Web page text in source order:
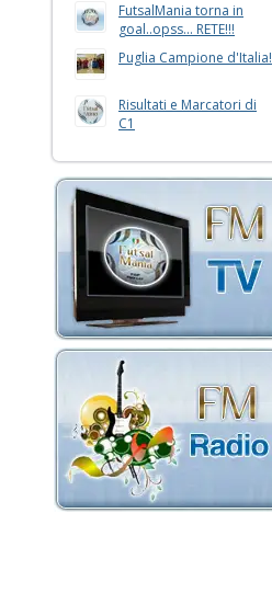
FutsalMania torna in
goal..opss... RETE!!!
Puglia Campione d'Italia!
Risultati e Marcatori di
C1